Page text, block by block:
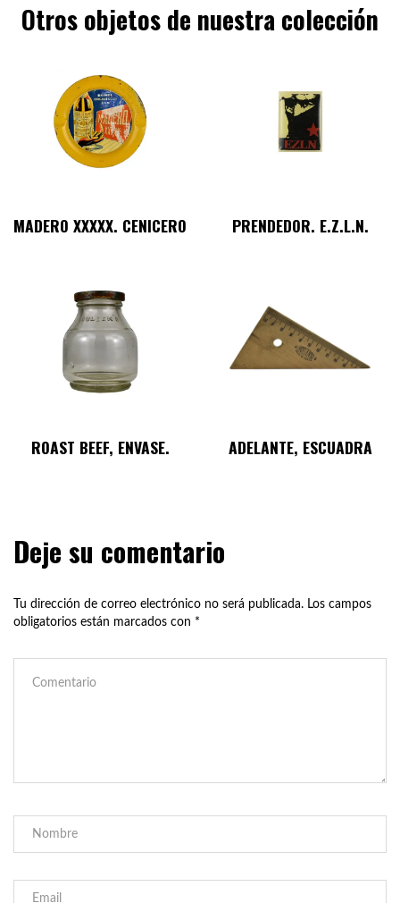
Otros objetos de nuestra colección
MADERO XXXXX. CENICERO PRENDEDOR. E.Z.L.N.
ROAST BEEF, ENVASE. ADELANTE, ESCUADRA
Deje su comentario
Tu dirección de correo electrónico no será publicada. Los campos
obligatorios están marcados con *